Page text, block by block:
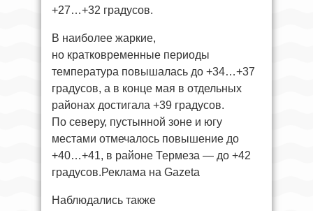
+27…+32 градусов.
В наиболее жаркие,
но кратковременные периоды
температура повышалась до +34…+37
градусов, а в конце мая в отдельных
районах достигала +39 градусов.
По северу, пустынной зоне и югу
местами отмечалось повышение до
+40…+41, в районе Термеза — до +42
градусов.Реклама на Gazeta
Наблюдались также